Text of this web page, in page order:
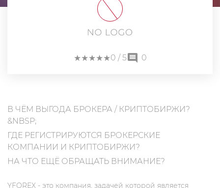
★★
★★
★★
★★
★★
0 / 5 0
В ЧЁМ ВЫГОДА БРОКЕРА / КРИПТОБИРЖИ?
&NBSP;
ГДЕ РЕГИСТРИРУЮТСЯ БРОКЕРСКИЕ
КОМПАНИИ И КРИПТОБИРЖИ?
НА ЧТО ЕЩЁ ОБРАЩАТЬ ВНИМАНИЕ?
YFOREX - это компания, задачей которой является